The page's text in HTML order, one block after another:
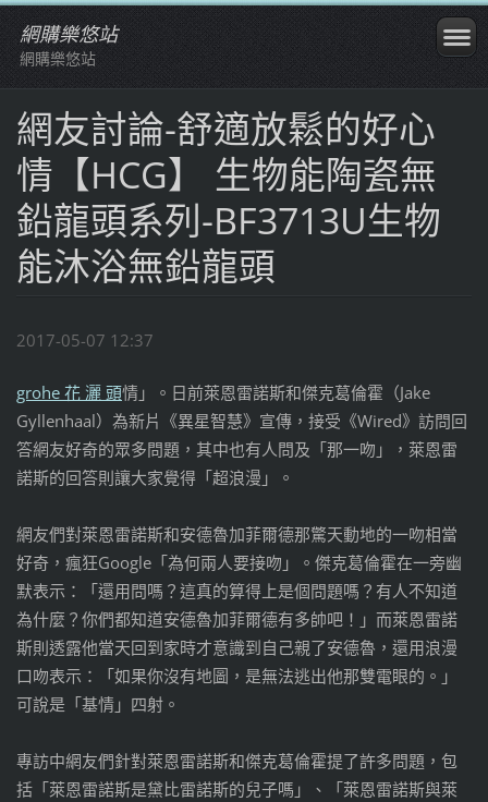
網購樂悠站
網購樂悠站
網友討論-舒適放鬆的好心
情【HCG】 生物能陶瓷無
鉛龍頭系列-BF3713U生物
能沐浴無鉛龍頭
2017-05-07 12:37
grohe 花 灑 頭情」。日前萊恩雷諾斯和傑克葛倫霍（Jake
Gyllenhaal）為新片《異星智慧》宣傳，接受《Wired》訪問回
答網友好奇的眾多問題，其中也有人問及「那一吻」，萊恩雷
諾斯的回答則讓大家覺得「超浪漫」。
網友們對萊恩雷諾斯和安德魯加菲爾德那驚天動地的一吻相當
好奇，瘋狂Google「為何兩人要接吻」。傑克葛倫霍在一旁幽
默表示：「還用問嗎？這真的算得上是個問題嗎？有人不知道
為什麼？你們都知道安德魯加菲爾德有多帥吧！」而萊恩雷諾
斯則透露他當天回到家時才意識到自己親了安德魯，還用浪漫
口吻表示：「如果你沒有地圖，是無法逃出他那雙電眼的。」
可說是「基情」四射。
專訪中網友們針對萊恩雷諾斯和傑克葛倫霍提了許多問題，包
括「萊恩雷諾斯是黛比雷諾斯的兒子嗎」、「萊恩雷諾斯與萊